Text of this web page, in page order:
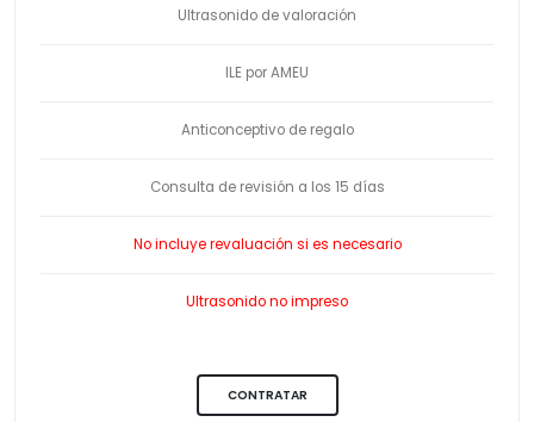
Ultrasonido de valoración
ILE por AMEU
Anticonceptivo de regalo
Consulta de revisión a los 15 días
No incluye revaluación si es necesario
Ultrasonido no impreso
CONTRATAR